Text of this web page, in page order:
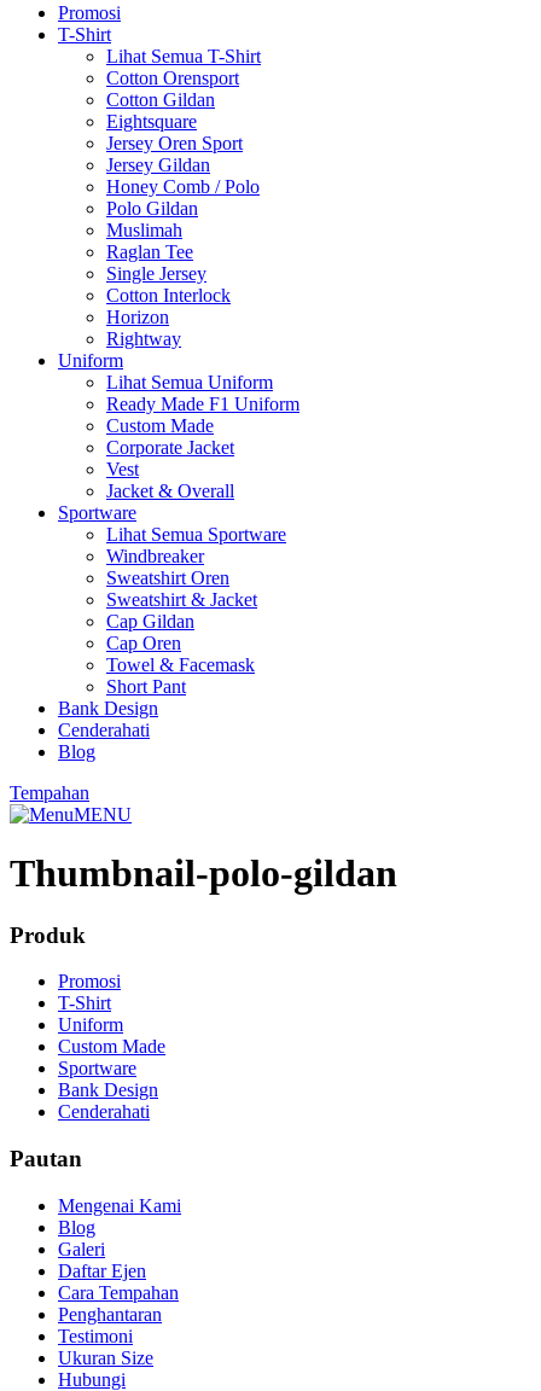
Promosi
T-Shirt
Lihat Semua T-Shirt
Cotton Orensport
Cotton Gildan
Eightsquare
Jersey Oren Sport
Jersey Gildan
Honey Comb / Polo
Polo Gildan
Muslimah
Raglan Tee
Single Jersey
Cotton Interlock
Horizon
Rightway
Uniform
Lihat Semua Uniform
Ready Made F1 Uniform
Custom Made
Corporate Jacket
Vest
Jacket & Overall
Sportware
Lihat Semua Sportware
Windbreaker
Sweatshirt Oren
Sweatshirt & Jacket
Cap Gildan
Cap Oren
Towel & Facemask
Short Pant
Bank Design
Cenderahati
Blog
Tempahan
MENU
Thumbnail-polo-gildan
Produk
Promosi
T-Shirt
Uniform
Custom Made
Sportware
Bank Design
Cenderahati
Pautan
Mengenai Kami
Blog
Galeri
Daftar Ejen
Cara Tempahan
Penghantaran
Testimoni
Ukuran Size
Hubungi